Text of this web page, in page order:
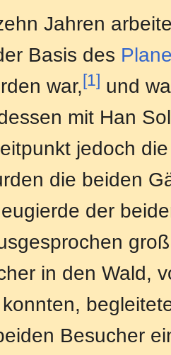
Jahren
Basis des
war,[1] und
mit Han
jedoch
die beiden
der
in den Wald,
Besucher